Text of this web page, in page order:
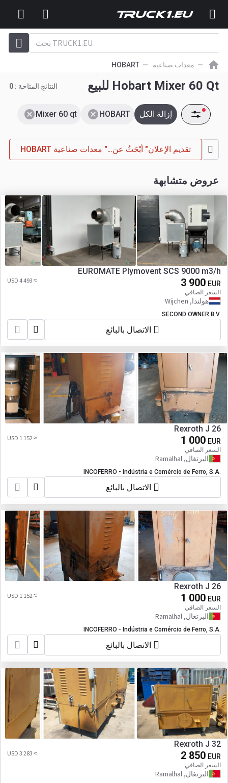
معدات صناعية HOBART
Hobart Mixer 60 Qt للبيع النتائج المتاحة : 0
Mixer 60 qt HOBART إزالة الكل
تقديم الإعلان" أبْحَثُ عن..." معدات صناعية HOBART
عروض متشابهة
EUROMATE Plymovent SCS 9000 m3/h
3 900 EUR
السعر الصافي
≈ 4 493 USD
هولندا, Wijchen
SECOND OWNER B.V.
الاتصال بالبائع
Rexroth J 26
1 000 EUR
السعر الصافي
≈ 1 152 USD
البرتغال, Ramalhal
INCOFERRO - Indústria e Comércio de Ferro, S.A.
الاتصال بالبائع
Rexroth J 26
1 000 EUR
السعر الصافي
≈ 1 152 USD
البرتغال, Ramalhal
INCOFERRO - Indústria e Comércio de Ferro, S.A.
الاتصال بالبائع
Rexroth J 32
2 850 EUR
السعر الصافي
≈ 3 283 USD
البرتغال, Ramalhal